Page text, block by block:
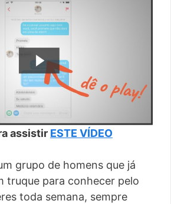
assistir ESTE VÍDEO
grupo de homens que já
truque para conhecer pelo
toda semana, sempre